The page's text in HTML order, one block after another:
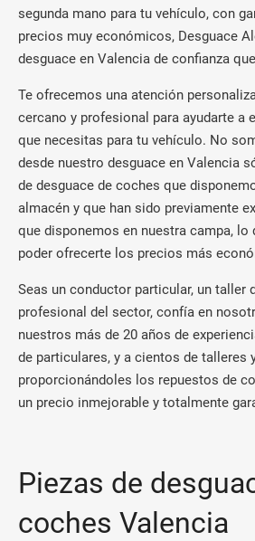
segunda mano para tu vehículo, con
precios muy económicos, Desguace
desguace en Valencia de confianza
Te ofrecemos una atención
cercano y profesional para ayudarte a
que necesitas para tu vehículo. No
desde nuestro desguace en Valencia
de desguace de coches que
almacén y que han sido previamente
que disponemos en nuestra campa, lo
poder ofrecerte los precios más
Seas un conductor particular, un taller
profesional del sector, confía en
nuestros más de 20 años de
de particulares, y a cientos de talleres
proporcionándoles los repuestos de
un precio inmejorable y totalmente
Piezas de
coches Valencia